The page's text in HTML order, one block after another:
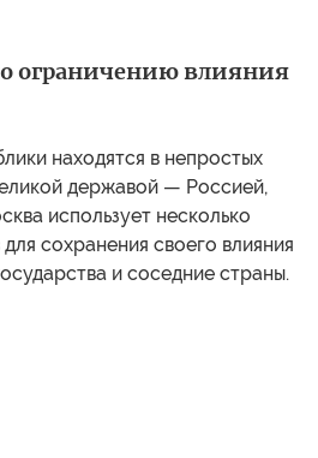
ограничению влияния
находятся в непростых
державой — Россией,
использует несколько
сохранения своего влияния
и соседние страны.